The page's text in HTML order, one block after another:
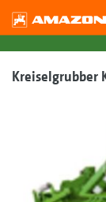
Kreiselgrubber